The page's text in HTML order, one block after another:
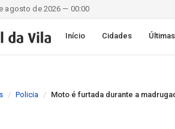
agosto de 2026 — 00:00
Início Cidades Últimas
Policia Moto é furtada durante a